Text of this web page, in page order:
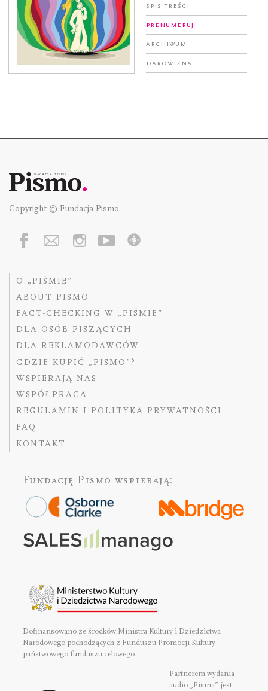
Spis treści
Prenumeruj
Archiwum
Darowizna
Copyright © Fundacja Pismo
O „PIŚMIE”
ABOUT PISMO
FACT-CHECKING W „PIŚMIE”
DLA OSÓB PISZĄCYCH
DLA REKLAMODAWCÓW
GDZIE KUPIĆ „PISMO”?
WSPIERAJĄ NAS
WSPÓŁPRACA
REGULAMIN I POLITYKA PRYWATNOŚCI
FAQ
KONTAKT
Fundację Pismo wspierają:
Dofinansowano ze środków Ministra Kultury i Dziedzictwa
Narodowego pochodzących z Funduszu Promocji Kultury –
państwowego funduszu celowego
Partnerem wydania
audio „Pisma” jest